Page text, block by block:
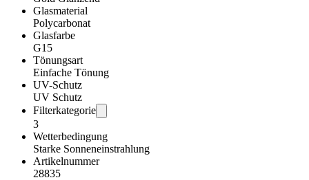
Glasmaterial
Polycarbonat
Glasfarbe
G15
Tönungsart
Einfache Tönung
UV-Schutz
UV Schutz
Filterkategorie
3
Wetterbedingung
Starke Sonneneinstrahlung
Artikelnummer
28835